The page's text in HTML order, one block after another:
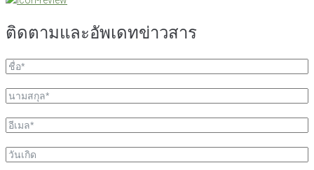
ติดตามและอัพเดทข่าวสาร